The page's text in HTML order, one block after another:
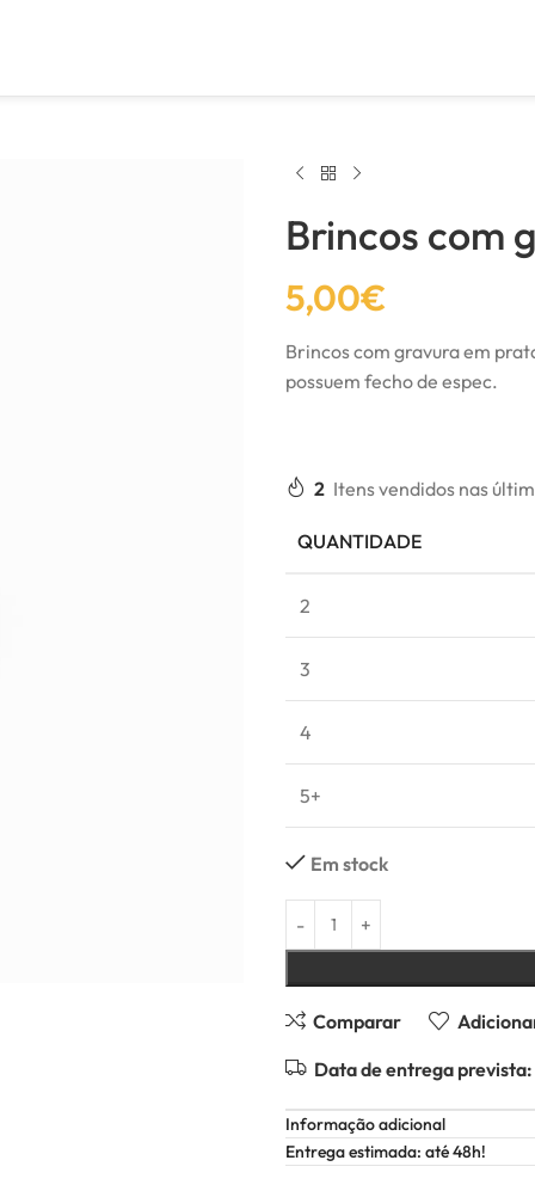
Brincos com
5,00€
Brincos com gravura em
possuem fecho de espec.
2 Itens vendidos nas
QUANTIDADE
2
3
4
5+
Em stock
Comparar
Data de entrega prevista:
Informação adicional
Entrega estimada: até 48h!